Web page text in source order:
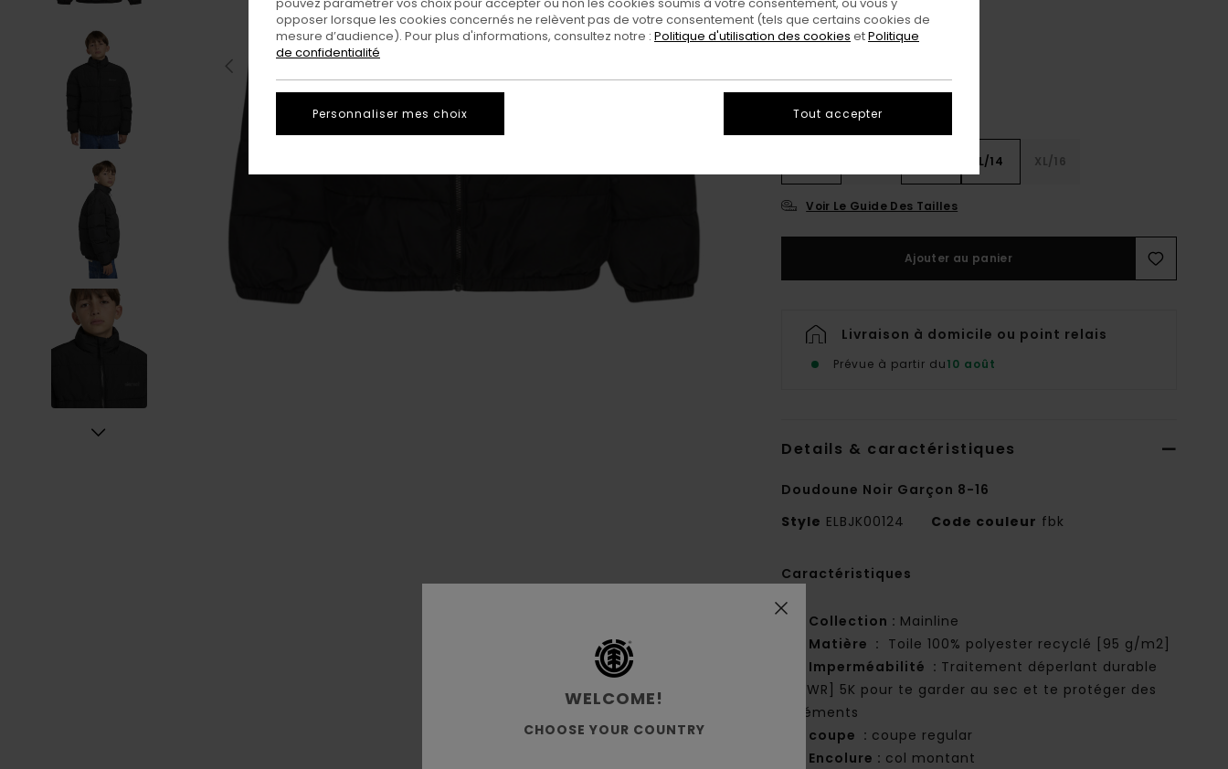
Couleur Flint Black
L/14 XL/16
Voir Le Guide Des Tailles
Ajouter au panier
Livraison à domicile ou point relais
Prévue à partir du10 août
Details & caractéristiques
Doudoune Noir Garçon 8-16
Style ELBJK00124 Code couleur fbk
Caractéristiques
Collection : Mainline
Matière : Toile 100% polyester recyclé [95 g/m2]
Imperméabilité : Traitement déperlant durable
[DWR] 5K pour te garder au sec et te protéger des
éléments
coupe : coupe regular
Encolure : col montant
WELCOME!
CHOOSE YOUR COUNTRY
opposer lorsque les cookies concernés ne relèvent pas de votre consentement (tels que certains cookies de
mesure d’audience). Pour plus d'informations, consultez notre : Politique d'utilisation des cookies etPolitique
de confidentialité
Personnaliser mes choix Tout accepter